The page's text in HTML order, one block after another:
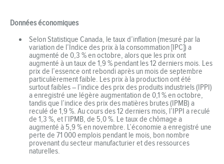
Données économiques
Selon Statistique Canada, le taux d’inflation (mesuré par la
variation de l’Indice des prix à la consommation [IPC]) a
augmenté de 0,3 % en octobre, alors que les prix ont
augmenté à un taux de 1,9 % pendant les 12 derniers mois. Les
prix de l’essence ont rebondi après un mois de septembre
particulièrement faible. Les prix à la production ont été
surtout faibles – l’indice des prix des produits industriels (IPPI)
a enregistré une légère augmentation de 0,1 % en octobre,
tandis que l’indice des prix des matières brutes (IPMB) a
reculé de 1,9 %. Au cours des 12 derniers mois, l’IPPI a reculé
de 1,3 %, et l’IPMB, de 5,0 %. Le taux de chômage a
augmenté à 5,9 % en novembre. L’économie a enregistré une
perte de 71 000 emplois pendant le mois, bon nombre
provenant du secteur manufacturier et des ressources
naturelles.